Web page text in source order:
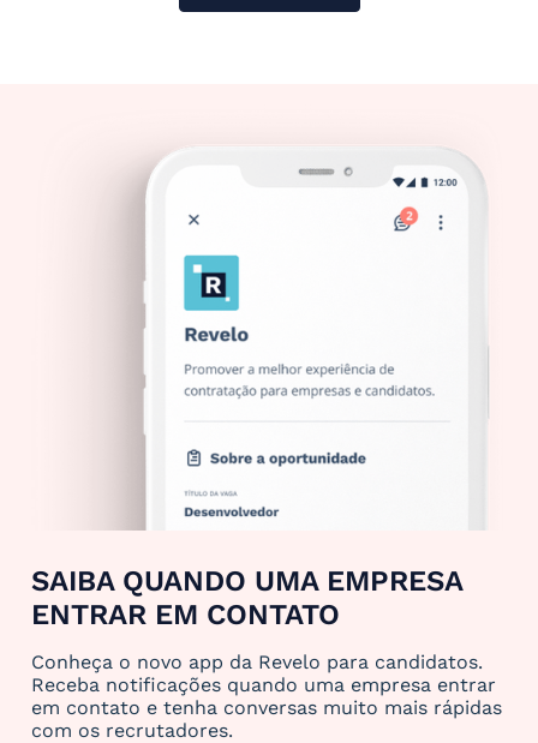
SAIBA QUANDO UMA EMPRESA
ENTRAR EM CONTATO
Conheça o novo app da Revelo para candidatos.
Receba notificações quando uma empresa entrar
em contato e tenha conversas muito mais rápidas
com os recrutadores.